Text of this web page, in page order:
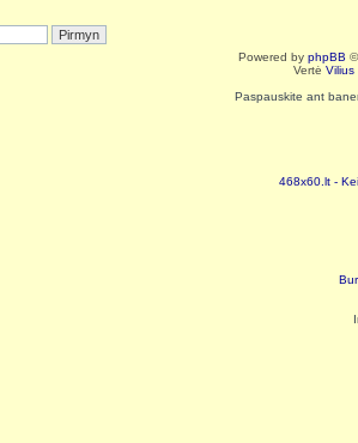
Powered by phpBB
Vertė Vilius
Paspauskite ant
468x60.lt -